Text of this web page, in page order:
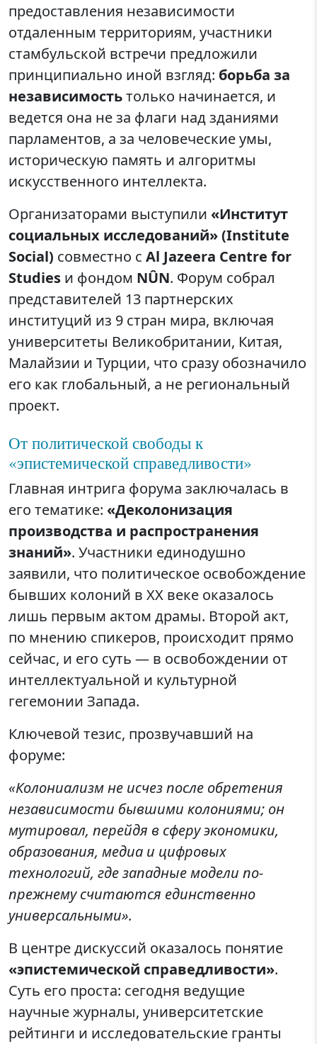
предоставления независимости
отдаленным территориям, участники
стамбульской встречи предложили
принципиально иной взгляд: борьба за
независимостьтолько начинается, и
ведется она не за флаги над зданиями
парламентов, а за человеческие умы,
историческую память и алгоритмы
искусственного интеллекта.
Организаторами выступили «Институт
социальных исследований» (Institute
Social) совместно с Al Jazeera Centre for
Studies и фондом NÛN. Форум собрал
представителей 13 партнерских
институций из 9 стран мира, включая
университеты Великобритании, Китая,
Малайзии и Турции, что сразу обозначило
его как глобальный, а не региональный
проект.
От политической свободы к
«эпистемической справедливости»
Главная интрига форума заключалась в
его тематике: «Деколонизация
производства и распространения
знаний». Участники единодушно
заявили, что политическое освобождение
бывших колоний в XX веке оказалось
лишь первым актом драмы. Второй акт,
по мнению спикеров, происходит прямо
сейчас, и его суть — в освобождении от
интеллектуальной и культурной
гегемонии Запада.
Ключевой тезис, прозвучавший на
форуме:
«Колониализм не исчез после обретения
независимости бывшими колониями; он
мутировал, перейдя в сферу экономики,
образования, медиа и цифровых
технологий, где западные модели по-
прежнему считаются единственно
универсальными».
В центре дискуссий оказалось понятие
«эпистемической справедливости».
Суть его проста: сегодня ведущие
научные журналы, университетские
рейтинги и исследовательские гранты